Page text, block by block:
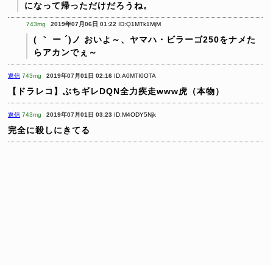
になって帰っただけだろうね。
743mg 2019年07月06日 01:22 ID:Q1MTk1MjM
( ｀ ー ´)ノ おいよ～、ヤマハ・ビラーゴ250をナメた
らアカンでぇ～
返信 743mg 2019年07月01日 02:16 ID:A0MTI0OTA
【ドラレコ】ぶちギレDQN全力疾走www虎（本物）
返信 743mg 2019年07月01日 03:23 ID:M4ODY5Njk
完全に殺しにきてる